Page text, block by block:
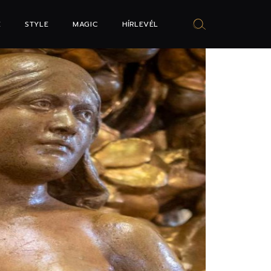
STYLE MAGIC HÍRLEVÉL